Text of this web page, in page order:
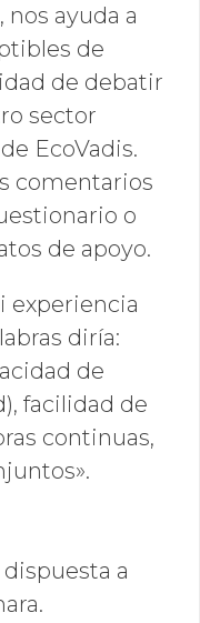
nos ayuda a
de
de debatir
sector
EcoVadis.
comentarios
o
de apoyo.
experiencia
diría:
de
facilidad de
continuas,
dispuesta a